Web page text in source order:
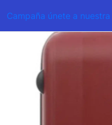
Campaña únete a